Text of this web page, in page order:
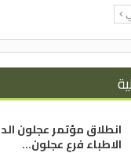
انطلاق مؤتمر عجلون
الاطباء فرع عجلون…